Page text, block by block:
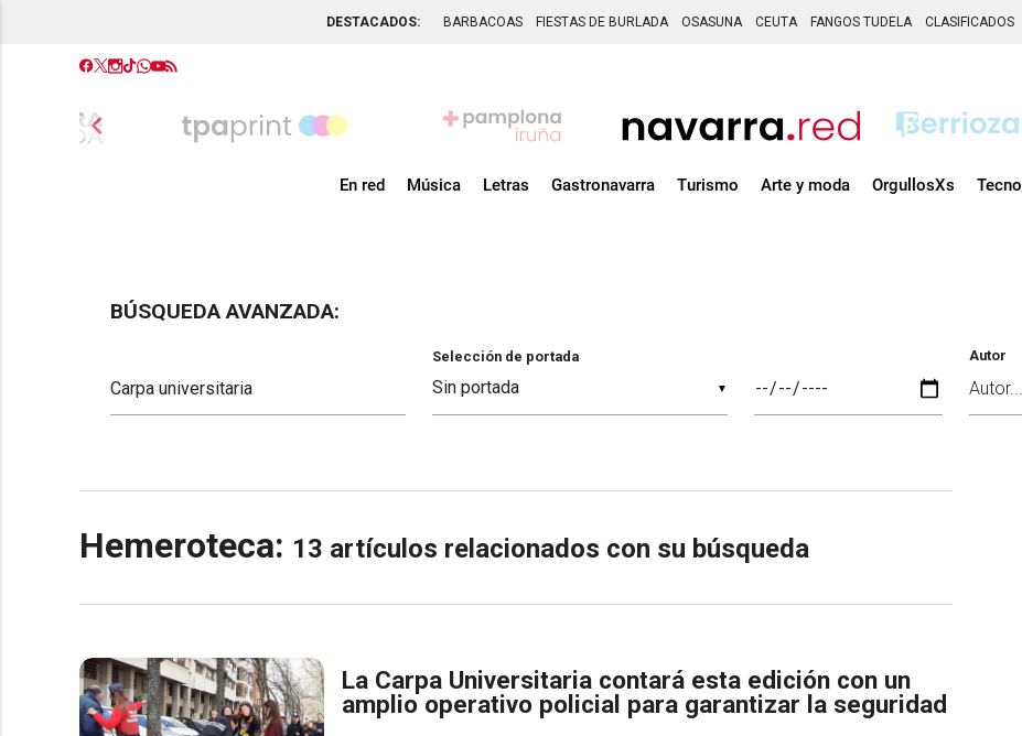
DESTACADOS: BARBACOAS FIESTAS DE BURLADA OSASUNA CEUTA FANGOS TUDELA CLASIFICADOS
chevron_left
En red Música Letras Gastronavarra Turismo Arte y moda OrgullosXs Tecno
BÚSQUEDA AVANZADA:
▼
Selección de portada Autor
Hemeroteca: 13 artículos relacionados con su búsqueda
La Carpa Universitaria contará esta edición con un
amplio operativo policial para garantizar la seguridad